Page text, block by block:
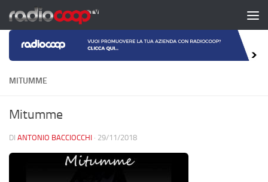
Salta al contenuto
MITUMME
Mitumme
DI ANTONIO BACCIOCCHI · 29/11/2018